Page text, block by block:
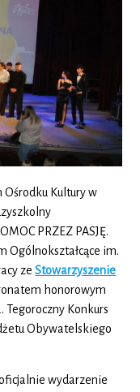
Ośrodku Kultury w
PRZEZ PASJĘ.
Ogólnokształcące im.
zeStowarzyszenie
honorowym
Tegoroczny Konkurs
Obywatelskiego
wydarzenie